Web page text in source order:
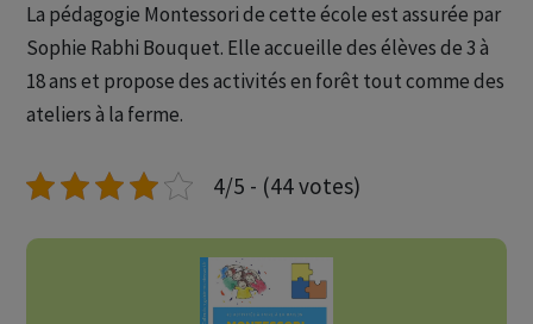
La pédagogie Montessori de cette école est assurée par
Sophie Rabhi Bouquet. Elle accueille des élèves de 3 à
18 ans et propose des activités en forêt tout comme des
ateliers à la ferme.
4/5 - (44 votes)